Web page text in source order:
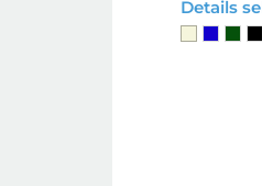
Details